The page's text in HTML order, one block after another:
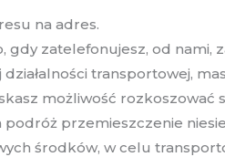
na adres.
gdy zatelefonujesz, od nami,
transportowej,
możliwość
przemieszczenie
środków, w celu